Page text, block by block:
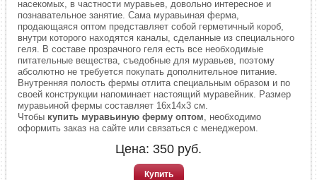
насекомых, в частности муравьев, довольно интересное и
познавательное занятие. Сама муравьиная ферма,
продающаяся оптом представляет собой герметичный короб,
внутри которого находятся каналы, сделанные из специального
геля. В составе прозрачного геля есть все необходимые
питательные вещества, съедобные для муравьев, поэтому
абсолютно не требуется покупать дополнительное питание.
Внутренняя полость фермы отлита специальным образом и по
своей конструкции напоминает настоящий муравейник. Размер
муравьиной фермы составляет 16х14х3 см.
Чтобы купить муравьиную ферму оптом, необходимо
оформить заказ на сайте или связаться с менеджером.
Цена: 350 руб.
Купить